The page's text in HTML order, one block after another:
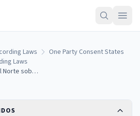
Laws
One Party Consent States
Laws
Leyes de Dakota del Norte sobre grabar a la policía: sus derechos constitucionales (2026)